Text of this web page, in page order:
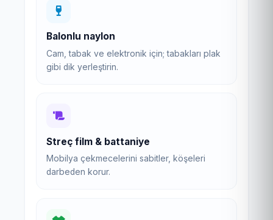
Balonlu naylon
Cam, tabak ve elektronik için; tabakları plak
gibi dik yerleştirin.
Streç film & battaniye
Mobilya çekmecelerini sabitler, köşeleri
darbeden korur.